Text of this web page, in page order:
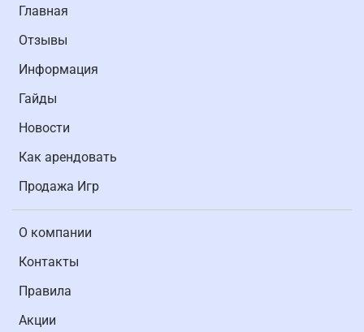
Главная
Отзывы
Информация
Гайды
Новости
Как арендовать
Продажа Игр
О компании
Контакты
Правила
Акции